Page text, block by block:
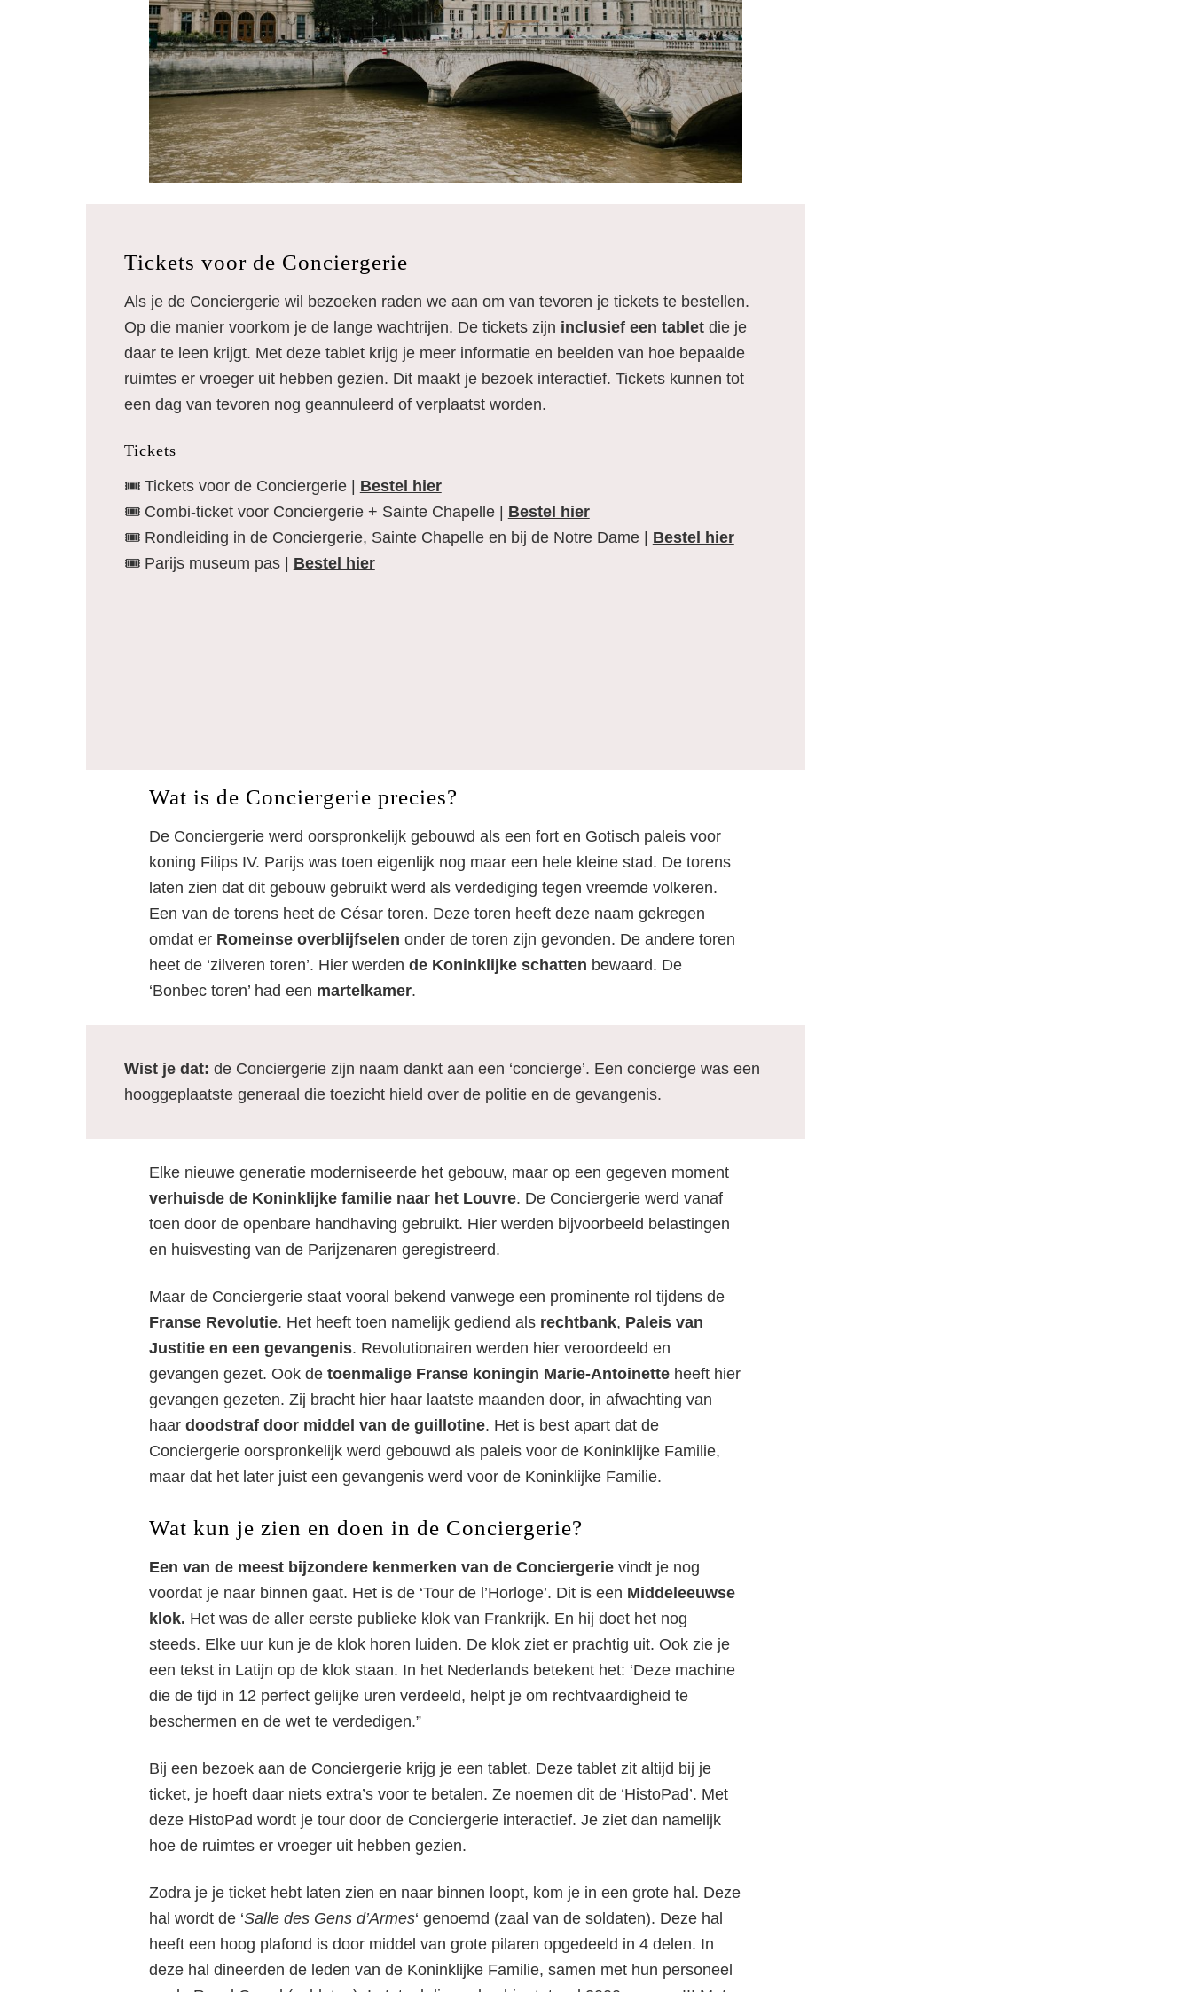
De Conciergerie: het
‘kasteel’ midden in Parijs
Tickets voor de Conciergerie
Als je de Conciergerie wil bezoeken raden we aan om van tevoren je tickets te bestellen.
Op die manier voorkom je de lange wachtrijen. De tickets zijn inclusief een tabletdie je
daar te leen krijgt. Met deze tablet krijg je meer informatie en beelden van hoe bepaalde
ruimtes er vroeger uit hebben gezien. Dit maakt je bezoek interactief. Tickets kunnen tot
een dag van tevoren nog geannuleerd of verplaatst worden.
Tickets
🎟️ Tickets voor de Conciergerie | Bestel hier
🎟️ Combi-ticket voor Conciergerie + Sainte Chapelle | Bestel hier
🎟️ Rondleiding in de Conciergerie, Sainte Chapelle en bij de Notre Dame | Bestel hier
🎟️ Parijs museum pas | Bestel hier
Wat is de Conciergerie precies?
De Conciergerie werd oorspronkelijk gebouwd als een fort en Gotisch paleis voor
koning Filips IV. Parijs was toen eigenlijk nog maar een hele kleine stad. De torens
laten zien dat dit gebouw gebruikt werd als verdediging tegen vreemde volkeren.
Een van de torens heet de César toren. Deze toren heeft deze naam gekregen
omdat er Romeinse overblijfselen onder de toren zijn gevonden. De andere toren
heet de ‘zilveren toren’. Hier werden de Koninklijke schatten bewaard. De
‘Bonbec toren’ had een martelkamer.
Wist je dat: de Conciergerie zijn naam dankt aan een ‘concierge’. Een concierge was een
hooggeplaatste generaal die toezicht hield over de politie en de gevangenis.
Elke nieuwe generatie moderniseerde het gebouw, maar op een gegeven moment
verhuisde de Koninklijke familie naar het Louvre. De Conciergerie werd vanaf
toen door de openbare handhaving gebruikt. Hier werden bijvoorbeeld belastingen
en huisvesting van de Parijzenaren geregistreerd.
Maar de Conciergerie staat vooral bekend vanwege een prominente rol tijdens de
Franse Revolutie. Het heeft toen namelijk gediend als rechtbank, Paleis van
Justitie en een gevangenis. Revolutionairen werden hier veroordeeld en
gevangen gezet. Ook de toenmalige Franse koningin Marie-Antoinette heeft hier
gevangen gezeten. Zij bracht hier haar laatste maanden door, in afwachting van
haar doodstraf door middel van de guillotine. Het is best apart dat de
Conciergerie oorspronkelijk werd gebouwd als paleis voor de Koninklijke Familie,
maar dat het later juist een gevangenis werd voor de Koninklijke Familie.
Wat kun je zien en doen in de Conciergerie?
Een van de meest bijzondere kenmerken van de Conciergerie vindt je nog
voordat je naar binnen gaat. Het is de ‘Tour de l’Horloge’. Dit is een Middeleeuwse
klok. Het was de aller eerste publieke klok van Frankrijk. En hij doet het nog
steeds. Elke uur kun je de klok horen luiden. De klok ziet er prachtig uit. Ook zie je
een tekst in Latijn op de klok staan. In het Nederlands betekent het: ‘Deze machine
die de tijd in 12 perfect gelijke uren verdeeld, helpt je om rechtvaardigheid te
beschermen en de wet te verdedigen.”
Bij een bezoek aan de Conciergerie krijg je een tablet. Deze tablet zit altijd bij je
ticket, je hoeft daar niets extra’s voor te betalen. Ze noemen dit de ‘HistoPad’. Met
deze HistoPad wordt je tour door de Conciergerie interactief. Je ziet dan namelijk
hoe de ruimtes er vroeger uit hebben gezien.
Zodra je je ticket hebt laten zien en naar binnen loopt, kom je in een grote hal. Deze
hal wordt de ‘Salle des Gens d’Armes‘ genoemd (zaal van de soldaten). Deze hal
heeft een hoog plafond is door middel van grote pilaren opgedeeld in 4 delen. In
deze hal dineerden de leden van de Koninklijke Familie, samen met hun personeel